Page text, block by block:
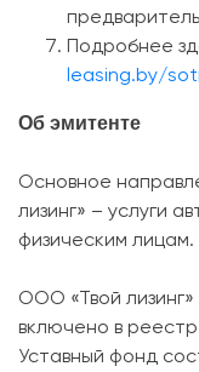
Подробнее
leasing.by/
Об эмитенте
Основное
лизинг» – услуги
физическим лицам.
ООО «Твой лизинг»
включено в реестр
Уставный фонд